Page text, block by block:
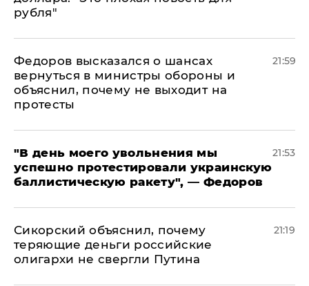
рубля"
Федоров высказался о шансах
вернуться в министры обороны и
объяснил, почему не выходит на
протесты
21:59
​"В день моего увольнения мы
успешно протестировали украинскую
баллистическую ракету", — Федоров
21:53
Сикорский объяснил, почему
теряющие деньги российские
олигархи не свергли Путина
21:19